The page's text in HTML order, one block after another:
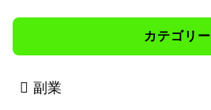
カテゴリー
副業